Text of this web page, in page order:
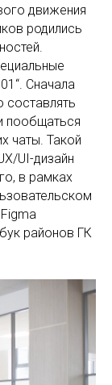
движения
родились
Сначала
составлять
пообщаться
чаты. Такой
UI-дизайн
в рамках
районов ГК